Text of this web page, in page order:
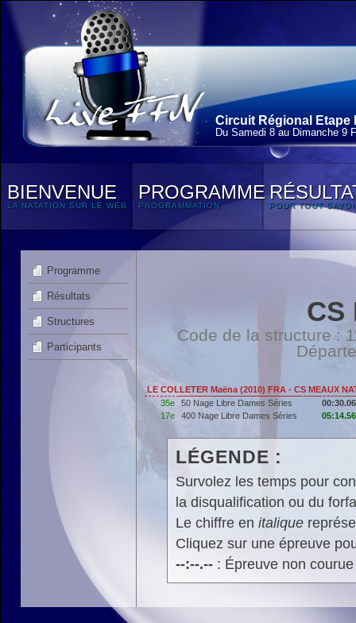
Circuit Régional Etape
Du Samedi 8 au Dimanche 9
BIENVENUE
LA NATATION SUR LE WEB
PROGRAMME
PROGRAMMATION POUR TOUT
Programme
Résultats
Structures
Participants
CS
Code de la structure :
LE COLLETER Maëna (2010) FRA - CS MEAUX
35e
50 Nage Libre Dames Séries
00:30.06
17e
400 Nage Libre Dames Séries 05:14.56
LÉGENDE :
Survolez les temps pour
la disqualification ou du
Le chiffre en italique
Cliquez sur une épreuve
--:--.--: Épreuve non